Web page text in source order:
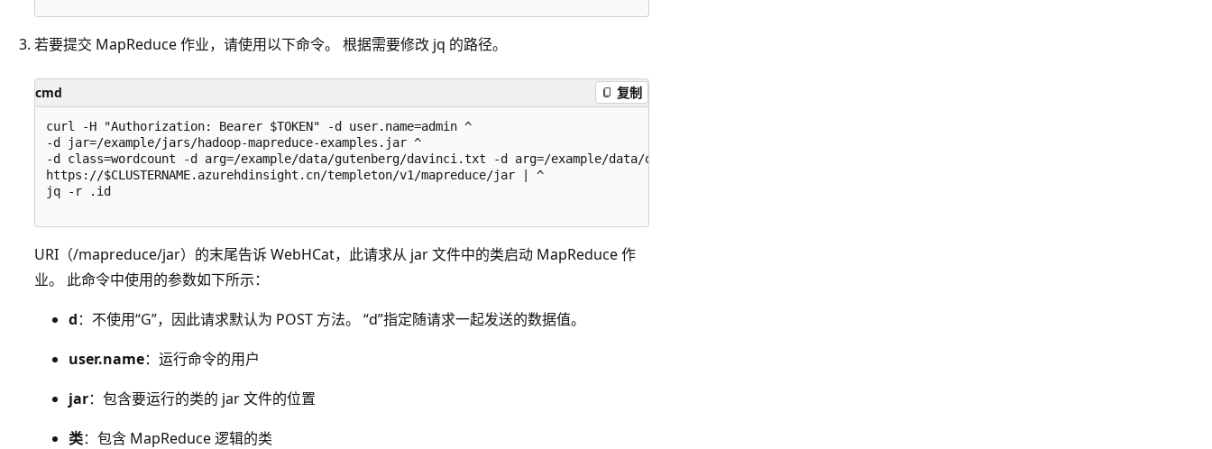
若要提交 MapReduce 作业，请使用以下命令。 根据需要修改 jq 的路径。
cmd 复制
curl -H "Authorization: Bearer $TOKEN" -d user.name=admin ^
-d jar=/example/jars/hadoop-mapreduce-examples.jar ^
-d class=wordcount -d arg=/example/data/gutenberg/davinci.txt -d arg=/example/data/output ^
https://$CLUSTERNAME.azurehdinsight.cn/templeton/v1/mapreduce/jar | ^
jq -r .id
URI（/mapreduce/jar）的末尾告诉 WebHCat，此请求从 jar 文件中的类启动 MapReduce 作
业。 此命令中使用的参数如下所示：
d：不使用“G”，因此请求默认为 POST 方法。 “d”指定随请求一起发送的数据值。
user.name：运行命令的用户
jar：包含要运行的类的 jar 文件的位置
类：包含 MapReduce 逻辑的类